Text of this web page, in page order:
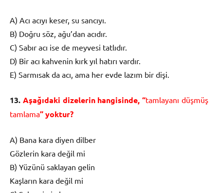
A) Acı acıyı keser, su sancıyı.
B) Doğru söz, ağu’dan acıdır.
C) Sabır acı ise de meyvesi tatlıdır.
D) Bir acı kahvenin kırk yıl hatırı vardır.
E) Sarmısak da acı, ama her evde lazım bir dişi.
13. Aşağıdaki dizelerin hangisinde, “tamlayanı düşmüş
tamlama” yoktur?
A) Bana kara diyen dilber
Gözlerin kara değil mi
B) Yüzünü saklayan gelin
Kaşların kara değil mi